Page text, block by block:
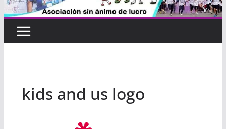
kids and us logo